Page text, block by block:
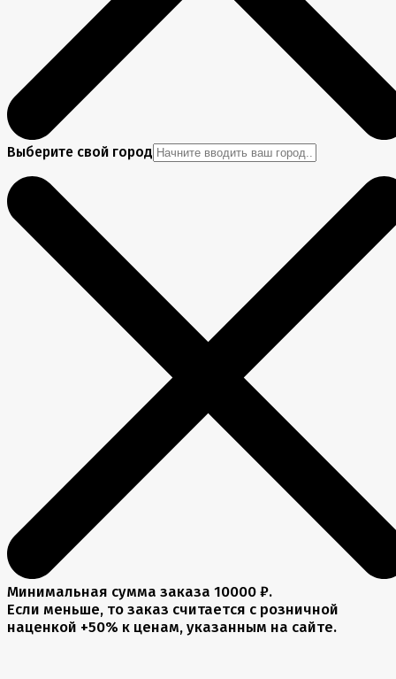
Выберите свой город
Минимальная сумма заказа 10000 ₽.
Если меньше, то заказ считается с розничной
наценкой +50% к ценам, указанным на сайте.